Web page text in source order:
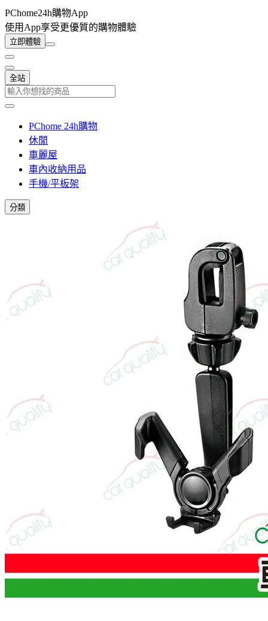
PChome24h購物App
使用App享受更優質的購物體驗
立即體驗
全站
PChome 24h購物
休閒
車麗屋
車內收納用品
手機/平板架
分類